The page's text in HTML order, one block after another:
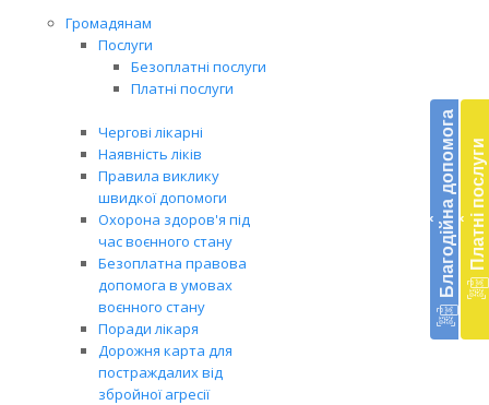
Громадянам
Послуги
Безоплатні послуги
Платні послуги
Чергові лікарні
Наявність ліків
Правила виклику
швидкої допомоги
Охорона здоров'я під
час воєнного стану
Безоплатна правова
допомога в умовах
воєнного стану
Поради лікаря
Дорожня карта для
постраждалих від
збройної агресії
‹ Благодійна допомога ‹ Платні послуги